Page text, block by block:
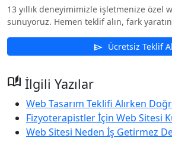
13 yıllık deneyimimizle işletmenize özel
sunuyoruz. Hemen teklif alın, fark
send Ücretsiz Teklif Al
auto_stories İlgili Yazılar
Web Tasarım Teklifi Alırken
Fizyoterapistler İçin Web Sitesi
Web Sitesi Neden İş Getirmez